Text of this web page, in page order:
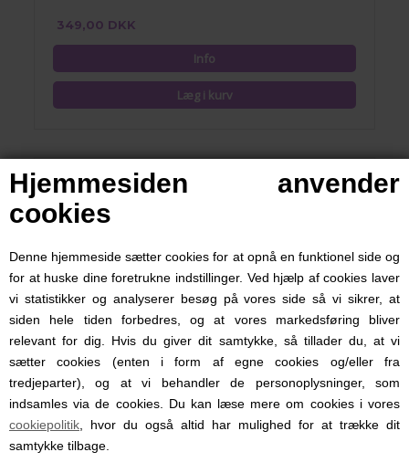
Hjemmesiden anvender
cookies
Denne hjemmeside sætter cookies for at opnå en funktionel side og
for at huske dine foretrukne indstillinger. Ved hjælp af cookies laver
vi statistikker og analyserer besøg på vores side så vi sikrer, at
siden hele tiden forbedres, og at vores markedsføring bliver
relevant for dig. Hvis du giver dit samtykke, så tillader du, at vi
sætter cookies (enten i form af egne cookies og/eller fra
tredjeparter), og at vi behandler de personoplysninger, som
indsamles via de cookies. Du kan læse mere om cookies i vores
cookiepolitik , hvor du også altid har mulighed for at trække dit
samtykke tilbage.
349,00 DKK
Babytæppe Reed Quiltet, Müsli, Brown Sugar